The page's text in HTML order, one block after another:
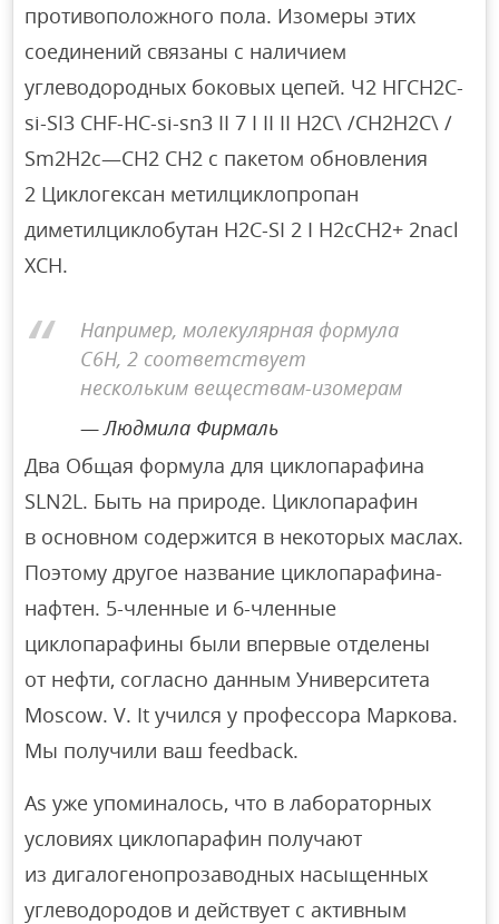
противоположного пола. Изомеры этих
соединений связаны с наличием
углеводородных боковых цепей. Ч2 НГСН2С-
si-SI3 CHF-HC-si-sn3 II 7 I II II Н2С\ /СН2Н2С\ /
Sm2H2c—СН2 СН2 с пакетом обновления
2 Циклогексан метилциклопропан
диметилциклобутан Н2С-SI 2 I Н2сСН2+ 2nacl
ХСН.
Например, молекулярная формула
C6H, 2 соответствует
нескольким веществам-изомерам
Людмила Фирмаль
Два Общая формула для циклопарафина
SLN2L. Быть на природе. Циклопарафин
в основном содержится в некоторых маслах.
Поэтому другое название циклопарафина-
нафтен. 5-членные и 6-членные
циклопарафины были впервые отделены
от нефти, согласно данным Университета
Moscow. V. It учился у профессора Маркова.
Мы получили ваш feedback.
As уже упоминалось, что в лабораторных
условиях циклопарафин получают
из дигалогенопрозаводных насыщенных
углеводородов и действует с активным